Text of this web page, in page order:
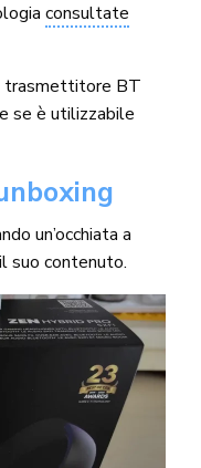
consultate
trasmettitore BT
se è utilizzabile
un’occhiata a
suo contenuto.